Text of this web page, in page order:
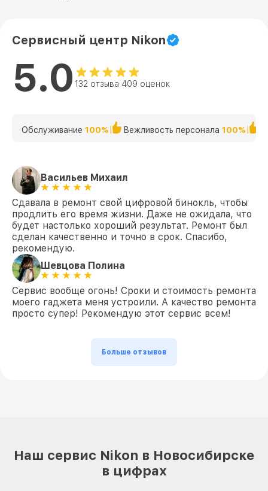
Сервисный центр Nikon
5.0 132 отзыва 409 оценок
Обслуживание 100% Вежливость персонала 100%
Васильев Михаил
Сдавала в ремонт свой цифровой бинокль, чтобы
продлить его время жизни. Даже не ожидала, что
будет настолько хороший результат. Ремонт был
сделан качественно и точно в срок. Спасибо,
рекомендую.
Шевцова Полина
Сервис вообще огонь! Сроки и стоимость ремонта
моего гаджета меня устроили. А качество ремонта
просто супер! Рекомендую этот сервис всем!
Больше отзывов
Наш сервис Nikon в Новосибирске
в цифрах